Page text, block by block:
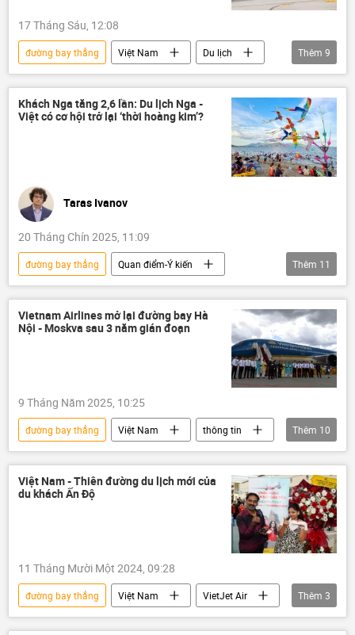
17 Tháng Sáu, 12:08
đường bay thẳng Việt Nam
Du lịch
hàng không
Hàng Không Việt Nam
hãng hàng không
đường bay
Hợp tác Nga-Việt
Moskva
Hà Nội
Thêm 9
Khách Nga tăng 2,6 lần: Du lịch Nga -
Việt có cơ hội trở lại ‘thời hoàng kim’?
Taras Ivanov
20 Tháng Chín 2025, 11:09
đường bay thẳng
Quan điểm-Ý kiến
Tác giả
Việt Nam
Hợp tác Nga-Việt
Liên bang Nga
Du lịch
Aeroflot
Vietnam Airlines
Thêm 11
Vietnam Airlines mở lại đường bay Hà
Nội - Moskva sau 3 năm gián đoạn
9 Tháng Năm 2025, 10:25
đường bay thẳng Việt Nam
thông tin
Vietnam Airlines
hàng không
Hà Nội
Moskva
Du lịch
Kinh tế
Thêm 10
Việt Nam - Thiên đường du lịch mới của
du khách Ấn Độ
11 Tháng Mười Một 2024, 09:28
đường bay thẳng Việt Nam
VietJet Air
Ấn Độ
du khách
Thêm 3